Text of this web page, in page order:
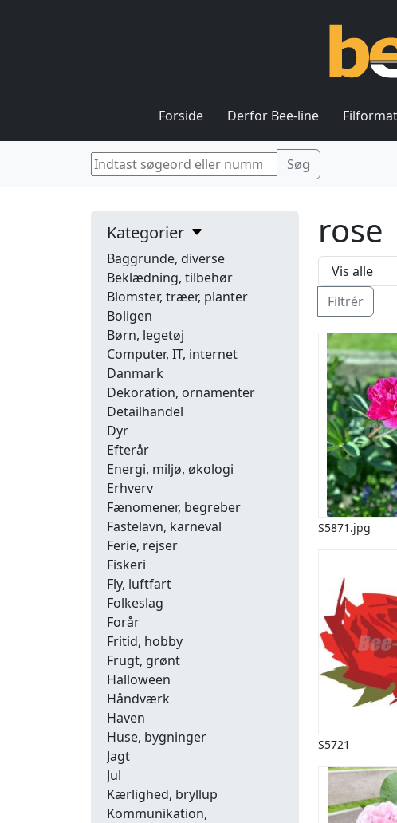
Forside Derfor Bee-line Filformat
Kategorier
Baggrunde, diverse
Beklædning, tilbehør
Blomster, træer, planter
Boligen
Børn, legetøj
Computer, IT, internet
Danmark
Dekoration, ornamenter
Detailhandel
Dyr
Efterår
Energi, miljø, økologi
Erhverv
Fænomener, begreber
Fastelavn, karneval
Ferie, rejser
Fiskeri
Fly, luftfart
Folkeslag
Forår
Fritid, hobby
Frugt, grønt
Halloween
Håndværk
Haven
Huse, bygninger
Jagt
Jul
Kærlighed, bryllup
Kommunikation,
rose
Filtrér
S5871.jpg
S5721